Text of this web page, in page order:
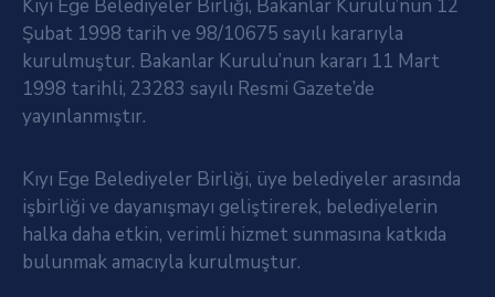
Kıyı Ege Belediyeler Birliği, Bakanlar Kurulu’nun 12
Şubat 1998 tarih ve 98/10675 sayılı kararıyla
kurulmuştur. Bakanlar Kurulu’nun kararı 11 Mart
1998 tarihli, 23283 sayılı Resmi Gazete’de
yayınlanmıştır.
Kıyı Ege Belediyeler Birliği, üye belediyeler arasında
işbirliği ve dayanışmayı geliştirerek, belediyelerin
halka daha etkin, verimli hizmet sunmasına katkıda
bulunmak amacıyla kurulmuştur.